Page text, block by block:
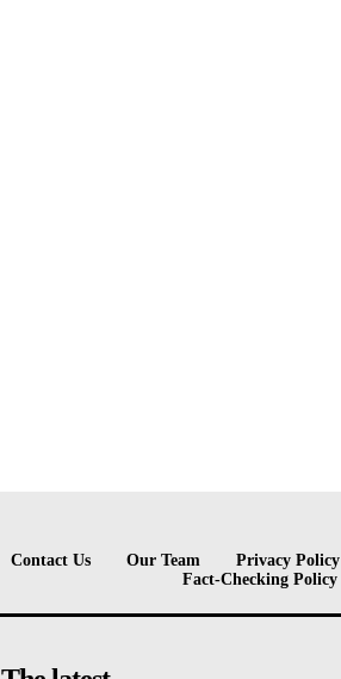
Contact Us Our Team Privacy Policy
Fact-Checking Policy